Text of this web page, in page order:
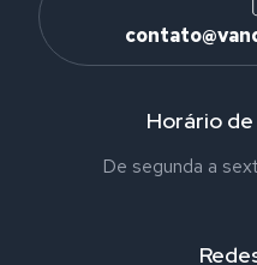
Horário
De segunda a